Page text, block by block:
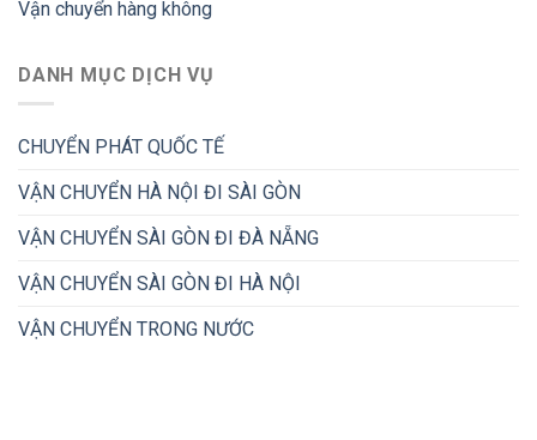
Vận chuyển hàng không
DANH MỤC DỊCH VỤ
CHUYỂN PHÁT QUỐC TẾ
VẬN CHUYỂN HÀ NỘI ĐI SÀI GÒN
VẬN CHUYỂN SÀI GÒN ĐI ĐÀ NẴNG
VẬN CHUYỂN SÀI GÒN ĐI HÀ NỘI
VẬN CHUYỂN TRONG NƯỚC